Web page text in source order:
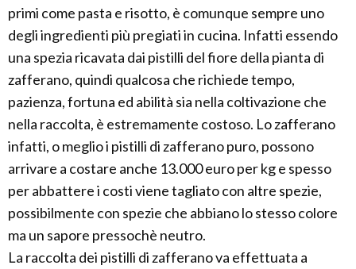
primi come pasta e risotto, è comunque sempre uno
degli ingredienti più pregiati in cucina. Infatti essendo
una spezia ricavata dai pistilli del fiore della pianta di
zafferano, quindi qualcosa che richiede tempo,
pazienza, fortuna ed abilità sia nella coltivazione che
nella raccolta, è estremamente costoso. Lo zafferano
infatti, o meglio i pistilli di zafferano puro, possono
arrivare a costare anche 13.000 euro per kg e spesso
per abbattere i costi viene tagliato con altre spezie,
possibilmente con spezie che abbiano lo stesso colore
ma un sapore pressochè neutro.
La raccolta dei pistilli di zafferano va effettuata a